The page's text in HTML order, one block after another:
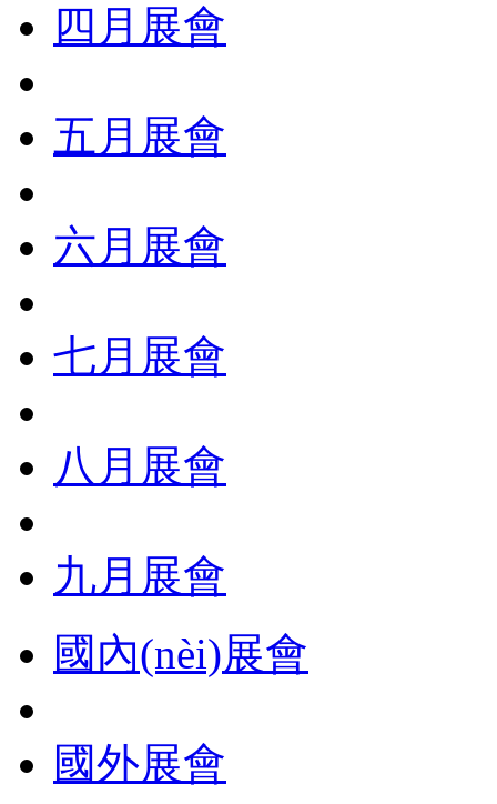
四月展會
五月展會
六月展會
七月展會
八月展會
九月展會
國內(nèi)展會
國外展會